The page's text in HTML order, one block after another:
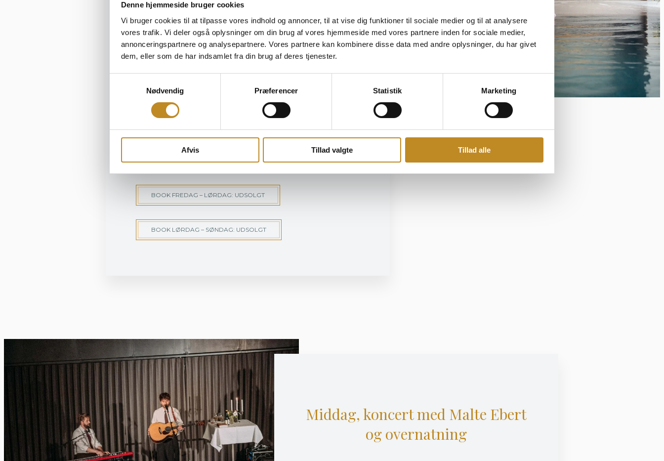
Denne hjemmeside bruger cookies
Vi bruger cookies til at tilpasse vores indhold og annoncer, til at vise dig funktioner til sociale medier og til at analysere
vores trafik. Vi deler også oplysninger om din brug af vores hjemmeside med vores partnere inden for sociale medier,
annonceringspartnere og analysepartnere. Vores partnere kan kombinere disse data med andre oplysninger, du har givet
dem, eller som de har indsamlet fra din brug af deres tjenester.
Nødvendig
Præferencer Statistik Marketing
Afvis Tillad valgte Tillad alle
Spaadgang
3-retters middag
Koncert med Malte Ebert
Overnatning på Broløkke
tilkøbt sen check-ud (kl. 12.00)
Dørene til eventsalen åbner kl. 17.30
Billetten kan ikke refunderes.
Klik “book” for at se priser.
BOOK FREDAG – LØRDAG: UDSOLGT
BOOK LØRDAG – SØNDAG: UDSOLGT
Middag, koncert med Malte Ebert
og overnatning